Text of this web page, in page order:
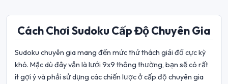
Cách Chơi Sudoku Cấp Độ Chuyên Gia
Sudoku chuyên gia mang đến mức thử thách giải đố cực kỳ
khó. Mặc dù đây vẫn là lưới 9x9 thông thường, bạn sẽ có rất
ít gợi ý và phải sử dụng các chiến lược ở cấp độ chuyên gia